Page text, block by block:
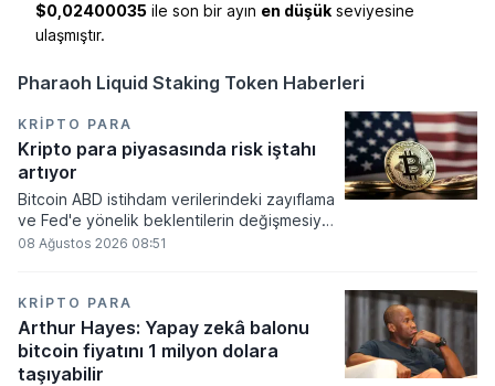
$0,02400035 ile son bir ayın en düşük seviyesine
ulaşmıştır.
Pharaoh Liquid Staking Token Haberleri
KRIPTO PARA
Kripto para piyasasında risk iştahı
artıyor
Bitcoin ABD istihdam verilerindeki zayıflama
ve Fed'e yönelik beklentilerin değişmesiyle
haftayı yükselişle kapattı. Kripto para
açıklanacak enflasyon rakamlarına ve
küresel gelişmelere çevrildi.
08 Ağustos 2026 08:51
KRIPTO PARA
Arthur Hayes: Yapay zekâ balonu
bitcoin fiyatını 1 milyon dolara
taşıyabilir